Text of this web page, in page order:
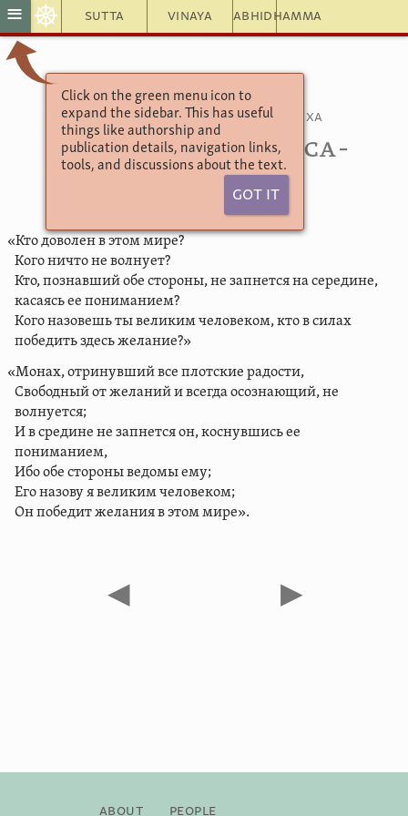
Sutta Vinaya Abhidhamma
≡ ☸
Click on the green menu icon to
expand the sidebar. This has useful
things like authorship and
publication details, navigation links,
tools, and discussions about the text.
Got It
Сутта Нипата
Тисса-меттейя-манава-пуччха
5.3. Вопросы Тисса-
меттейи
«Кто доволен в этом мире?
Кого ничто не волнует?
Кто, познавший обе стороны, не запнется на середине,
касаясь ее пониманием?
Кого назовешь ты великим человеком, кто в силах
победить здесь желание?»
«Монах, отринувший все плотские радости,
Cвободный от желаний и всегда осознающий, не
волнуется;
И в средине не запнется он, коснувшись ее
пониманием,
Ибо обе стороны ведомы ему;
Его назову я великим человеком;
Он победит желания в этом мире».
◀ ▶
About People